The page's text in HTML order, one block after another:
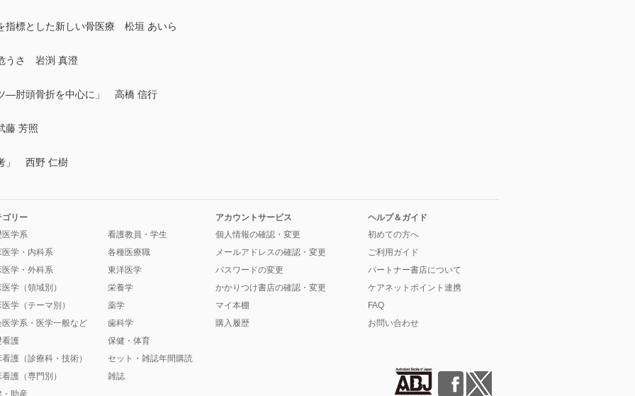
指標とした新しい骨医療 松垣 あいら
うさ 岩渕 真澄
―肘頭骨折を中心に」 高橋 信行
藤 芳照
」 西野 仁樹
ゴリー
医学系
医学・内科系
医学・外科系
学（領域別）
学（テーマ別）
医学系・医学一般など
看護
護（診療科・技術）
護（専門別）
看護教員・学生
各種医療職
東洋医学
栄養学
薬学
歯科学
保健・体育
セット・雑誌年間購読
雑誌
アカウントサービス
個人情報の確認・変更
メールアドレスの確認・変更
パスワードの変更
かかりつけ書店の確認・変更
マイ本棚
購入履歴
ヘルプ＆ガイド
初めての方へ
ご利用ガイド
パートナー書店について
ケアネットポイント連携
FAQ
お問い合わせ